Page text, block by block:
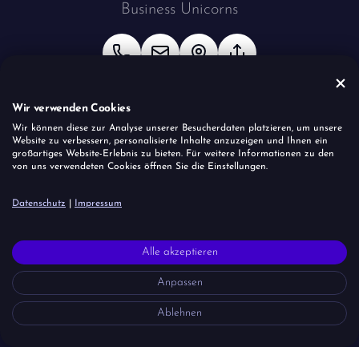
Business Unicorns
Kontakt speichern
Wir verwenden Cookies
Wir können diese zur Analyse unserer Besucherdaten platzieren, um unsere
Website zu verbessern, personalisierte Inhalte anzuzeigen und Ihnen ein
großartiges Website-Erlebnis zu bieten. Für weitere Informationen zu den
von uns verwendeten Cookies öffnen Sie die Einstellungen.
Datenschutz Impressum
Alle akzeptieren
Anpassen
Ablehnen